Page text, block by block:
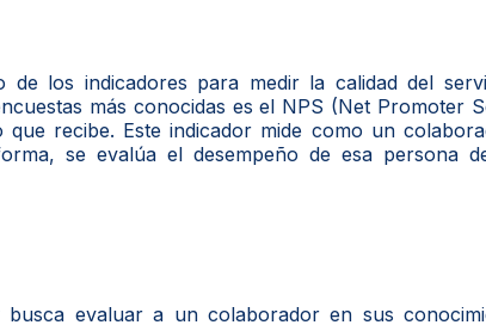
los indicadores para medir la calidad del
más conocidas es el NPS (Net Promoter
recibe. Este indicador mide como un
se evalúa el desempeño de esa persona
evaluar a un colaborador en sus